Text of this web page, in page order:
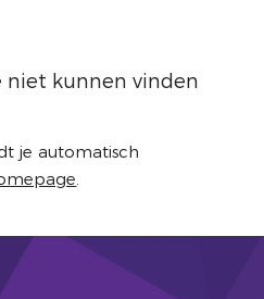
kunnen vinden
je automatisch
.